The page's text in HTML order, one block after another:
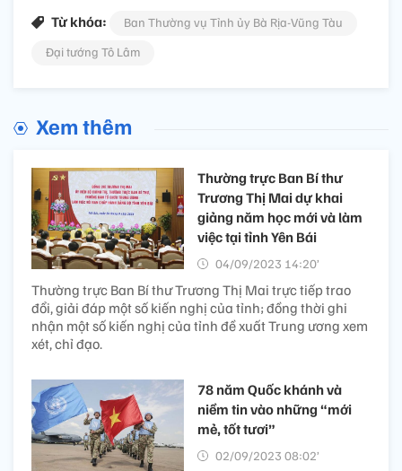
Từ khóa:
Ban Thường vụ Tỉnh ủy Bà Rịa-Vũng Tàu
Đại tướng Tô Lâm
Xem thêm
Thường trực Ban Bí thư
Trương Thị Mai dự khai
giảng năm học mới và làm
việc tại tỉnh Yên Bái
04/09/2023 14:20’
Thường trực Ban Bí thư Trương Thị Mai trực tiếp trao
đổi, giải đáp một số kiến nghị của tỉnh; đồng thời ghi
nhận một số kiến nghị của tỉnh đề xuất Trung ương xem
xét, chỉ đạo.
78 năm Quốc khánh và
niềm tin vào những “mới
mẻ, tốt tươi”
02/09/2023 08:02’